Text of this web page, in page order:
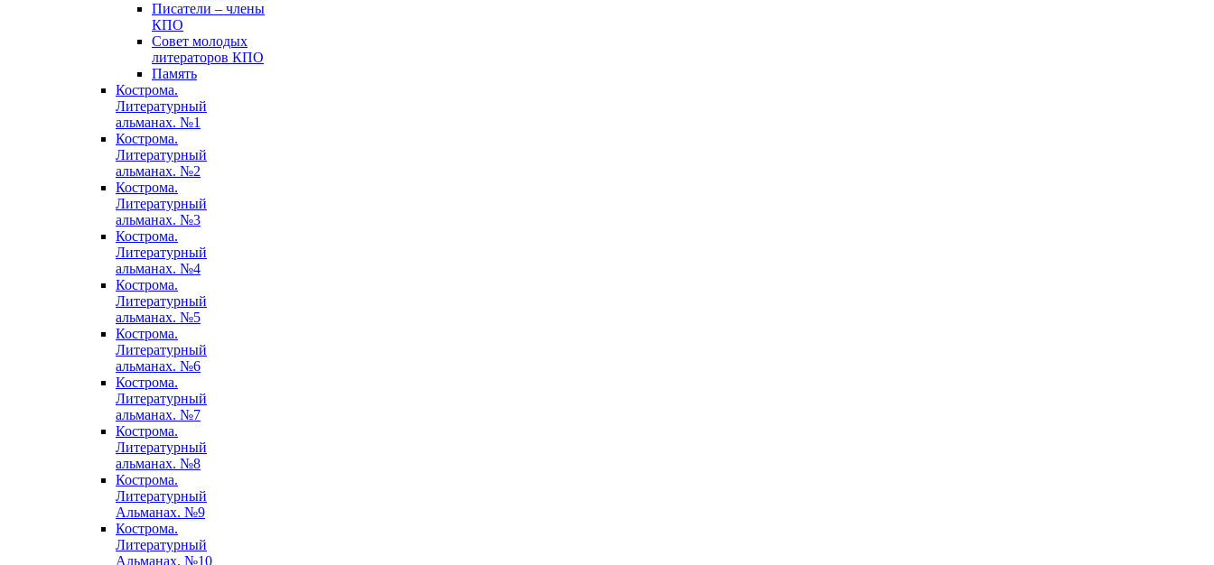
Писатели – члены
КПО
Совет молодых
литераторов КПО
Память
Кострома.
Литературный
альманах. №1
Кострома.
Литературный
альманах. №2
Кострома.
Литературный
альманах. №3
Кострома.
Литературный
альманах. №4
Кострома.
Литературный
альманах. №5
Кострома.
Литературный
альманах. №6
Кострома.
Литературный
альманах. №7
Кострома.
Литературный
альманах. №8
Кострома.
Литературный
Альманах. №9
Кострома.
Литературный
Альманах. №10